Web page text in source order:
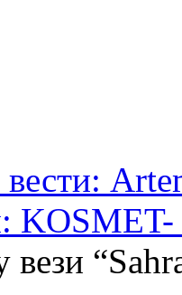
вести:
вези